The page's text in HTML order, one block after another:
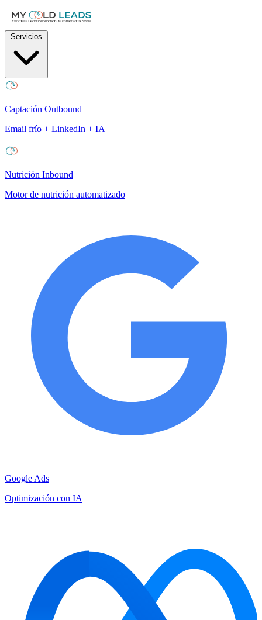
Captación Outbound
Email frío + LinkedIn + IA
Nutrición Inbound
Motor de nutrición automatizado
Google Ads
Optimización con IA